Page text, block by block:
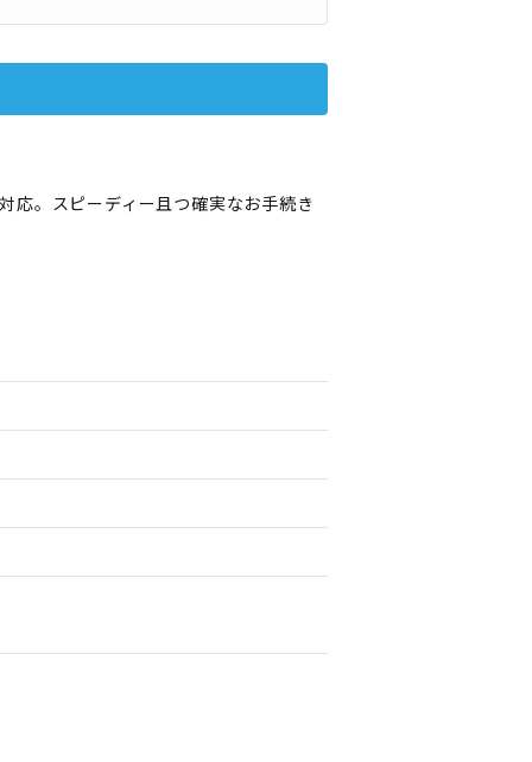
応。スピーディー且つ確実なお手続き